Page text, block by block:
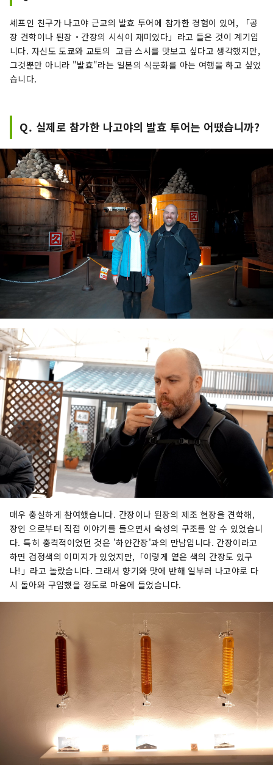
셰프인 친구가 나고야 근교의 발효 투어에 참가한 경험이 있어, 「공
장 견학이나 된장・간장의 시식이 재미있다」라고 들은 것이 계기입
니다. 자신도 도쿄와 교토의 고급 스시를 맛보고 싶다고 생각했지만,
그것뿐만 아니라 "발효"라는 일본의 식문화를 아는 여행을 하고 싶었
습니다.
Q. 실제로 참가한 나고야의 발효 투어는 어땠습니까?
매우 충실하게 참여했습니다. 간장이나 된장의 제조 현장을 견학해,
장인 으로부터 직접 이야기를 들으면서 숙성의 구조를 알 수 있었습니
다. 특히 충격적이었던 것은 '하얀간장'과의 만남입니다. 간장이라고
하면 검정색의 이미지가 있었지만,「이렇게 옅은 색의 간장도 있구
나!」라고 놀랐습니다. 그래서 향기와 맛에 반해 일부러 나고야로 다
시 돌아와 구입했을 정도로 마음에 들었습니다.